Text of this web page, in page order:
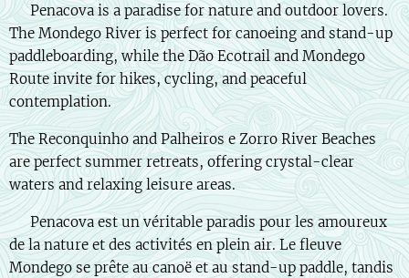
🇬🇧 Penacova is a paradise for nature and outdoor lovers.
The Mondego River is perfect for canoeing and stand-up
paddleboarding, while the Dão Ecotrail and Mondego
Route invite for hikes, cycling, and peaceful
contemplation.
The Reconquinho and Palheiros e Zorro River Beaches
are perfect summer retreats, offering crystal-clear
waters and relaxing leisure areas.
🇫🇷 Penacova est un véritable paradis pour les amoureux
de la nature et des activités en plein air. Le fleuve
Mondego se prête au canoë et au stand-up paddle, tandis